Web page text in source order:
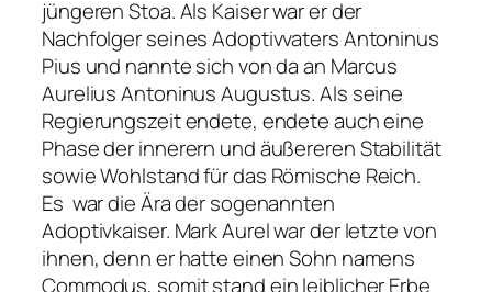
jüngeren Stoa. Als Kaiser war er der
Nachfolger seines Adoptivvaters Antoninus
Pius und nannte sich von da an Marcus
Aurelius Antoninus Augustus. Als seine
Regierungszeit endete, endete auch eine
Phase der innerern und äußereren Stabilität
sowie Wohlstand für das Römische Reich.
Es war die Ära der sogenannten
Adoptivkaiser. Mark Aurel war der letzte von
ihnen, denn er hatte einen Sohn namens
Commodus, somit stand ein leiblicher Erbe